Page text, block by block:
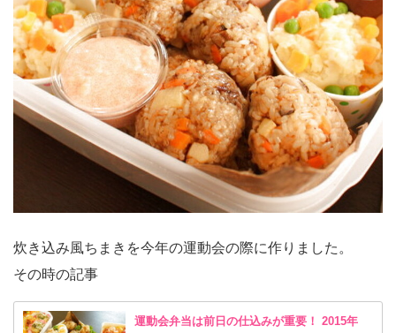
炊き込み風ちまきを今年の運動会の際に作りました。
その時の記事
運動会弁当は前日の仕込みが重要！ 2015年